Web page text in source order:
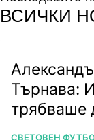
ВСИЧКИ
Търнава:
трябваше
ПОВЕЧЕ ОТ
СВЕТОВЕН